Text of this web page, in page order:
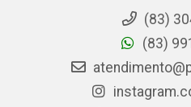
(83)
(83)